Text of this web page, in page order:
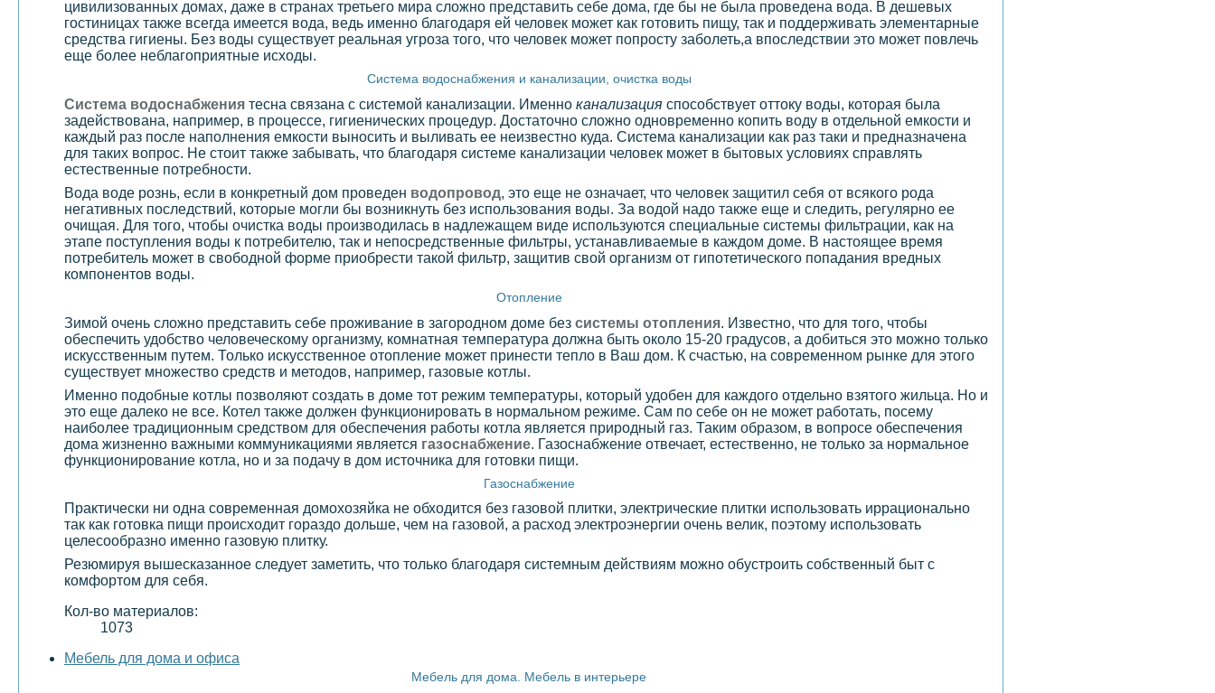
цивилизованных домах, даже в странах третьего мира сложно представить себе дома, где бы не была проведена вода. В дешевых
гостиницах также всегда имеется вода, ведь именно благодаря ей человек может как готовить пищу, так и поддерживать элементарные
средства гигиены. Без воды существует реальная угроза того, что человек может попросту заболеть,а впоследствии это может повлечь
еще более неблагоприятные исходы.
Система водоснабжения и канализации, очистка воды
Система водоснабжения тесна связана с системой канализации. Именно канализация способствует оттоку воды, которая была
задействована, например, в процессе, гигиенических процедур. Достаточно сложно одновременно копить воду в отдельной емкости и
каждый раз после наполнения емкости выносить и выливать ее неизвестно куда. Система канализации как раз таки и предназначена
для таких вопрос. Не стоит также забывать, что благодаря системе канализации человек может в бытовых условиях справлять
естественные потребности.
Вода воде рознь, если в конкретный дом проведен водопровод, это еще не означает, что человек защитил себя от всякого рода
негативных последствий, которые могли бы возникнуть без использования воды. За водой надо также еще и следить, регулярно ее
очищая. Для того, чтобы очистка воды производилась в надлежащем виде используются специальные системы фильтрации, как на
этапе поступления воды к потребителю, так и непосредственные фильтры, устанавливаемые в каждом доме. В настоящее время
потребитель может в свободной форме приобрести такой фильтр, защитив свой организм от гипотетического попадания вредных
компонентов воды.
Отопление
Зимой очень сложно представить себе проживание в загородном доме без системы отопления. Известно, что для того, чтобы
обеспечить удобство человеческому организму, комнатная температура должна быть около 15-20 градусов, а добиться это можно только
искусственным путем. Только искусственное отопление может принести тепло в Ваш дом. К счастью, на современном рынке для этого
существует множество средств и методов, например, газовые котлы.
Именно подобные котлы позволяют создать в доме тот режим температуры, который удобен для каждого отдельно взятого жильца. Но и
это еще далеко не все. Котел также должен функционировать в нормальном режиме. Сам по себе он не может работать, посему
наиболее традиционным средством для обеспечения работы котла является природный газ. Таким образом, в вопросе обеспечения
дома жизненно важными коммуникациями является газоснабжение. Газоснабжение отвечает, естественно, не только за нормальное
функционирование котла, но и за подачу в дом источника для готовки пищи.
Газоснабжение
Практически ни одна современная домохозяйка не обходится без газовой плитки, электрические плитки использовать иррационально
так как готовка пищи происходит гораздо дольше, чем на газовой, а расход электроэнергии очень велик, поэтому использовать
целесообразно именно газовую плитку.
Резюмируя вышесказанное следует заметить, что только благодаря системным действиям можно обустроить собственный быт с
комфортом для себя.
Кол-во материалов:
1073
Мебель для дома и офиса
Мебель для дома. Мебель в интерьере